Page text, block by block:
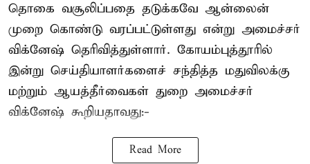
தொகை வசூலிப்பதை தடுக்கவே ஆன்லைன்
முறை கொண்டு வரப்பட்டுள்ளது என்று அமைச்சர்
விக்னேஷ் தெரிவித்துள்ளார். கோயம்புத்தூரில்
இன்று செய்தியாளர்களைச் சந்தித்த மதுவிலக்கு
மற்றும் ஆயத்தீர்வைகள் துறை அமைச்சர்
விக்னேஷ் கூறியதாவது:-
Read More